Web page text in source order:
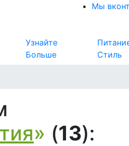
Мы
Узнайте
Больше
Стиль
» (13):